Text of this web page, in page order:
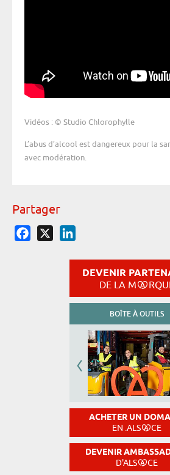
Vidéos : © Studio Chlorophylle
L’abus d’alcool est dangereux pour la
avec modération.
Partager
Facebook
DEVENIR
DE LA M
BOÎTE À OUTILS
ACHETER UN
EN .ALS CE
DEVENIR
D'ALS CE